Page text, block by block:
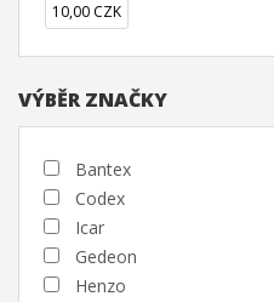
10,00 CZK
VÝBĚR ZNAČKY
Bantex
Codex
Icar
Gedeon
Henzo